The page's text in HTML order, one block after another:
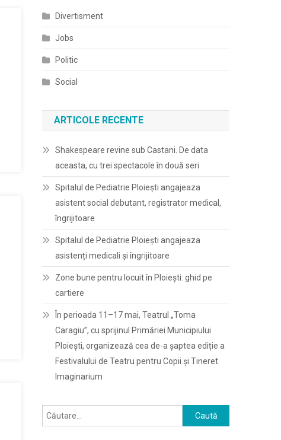
Divertisment
Jobs
Politic
Social
ARTICOLE RECENTE
Shakespeare revine sub Castani. De data
aceasta, cu trei spectacole în două seri
Spitalul de Pediatrie Ploieşti angajeaza
asistent social debutant, registrator medical,
îngrijitoare
Spitalul de Pediatrie Ploieşti angajeaza
asistenți medicali și îngrijitoare
Zone bune pentru locuit în Ploiești: ghid pe
cartiere
În perioada 11–17 mai, Teatrul „Toma
Caragiu”, cu sprijinul Primăriei Municipiului
Ploiești, organizează cea de-a șaptea ediție a
Festivalului de Teatru pentru Copii și Tineret
Imaginarium
Caută
după: